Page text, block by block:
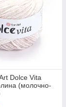
Dolce Vita
(молочно-